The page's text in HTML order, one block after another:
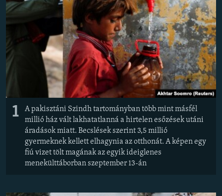
Valamennyi RFE/RL weboldal
1
A pakisztáni Szindh tartományban több mint másfél
millió ház vált lakhatatlanná a hirtelen esőzések utáni
áradások miatt. Becslések szerint 3,5 millió
gyermeknek kellett elhagynia az otthonát. A képen egy
fiú vizet tölt magának az egyik ideiglenes
menekülttáborban szeptember 13-án